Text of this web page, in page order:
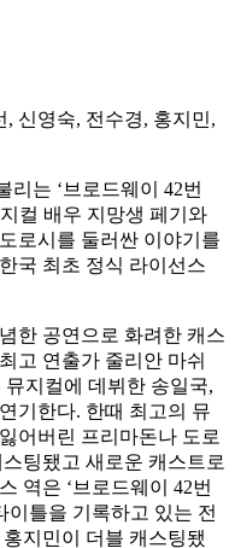
신영숙, 전수경, 홍지민,
리는 ‘브로드웨이 42번
컬 배우 지망생 페기와
로시를 둘러싼 이야기를
국 최초 정식 라이선스
한 공연으로 화려한 캐스
고 연출가 줄리안 마쉬
뮤지컬에 데뷔한 송일국,
기한다. 한때 최고의 뮤
어버린 프리마돈나 도로
팅됐고 새로운 캐스트로
역은 ‘브로드웨이 42번
이틀을 기록하고 있는 전
지민이 더블 캐스팅됐